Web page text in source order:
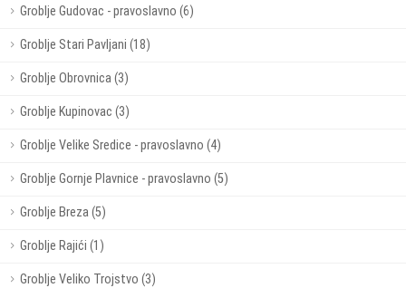
Groblje Gudovac - pravoslavno (6)
Groblje Stari Pavljani (18)
Groblje Obrovnica (3)
Groblje Kupinovac (3)
Groblje Velike Sredice - pravoslavno (4)
Groblje Gornje Plavnice - pravoslavno (5)
Groblje Breza (5)
Groblje Rajići (1)
Groblje Veliko Trojstvo (3)